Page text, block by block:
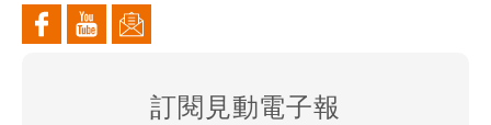
訂閱見動電子報